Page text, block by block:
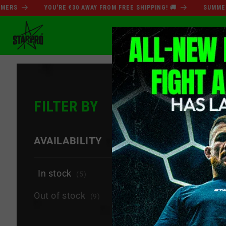
zum
Inhalt
YOU'RE €30 AWAY FROM FREE SHIPPING! 🚚 SUMMER SALE
FILTER BY
AVAILABILITY −
In stock (5)
Out of stock (9)